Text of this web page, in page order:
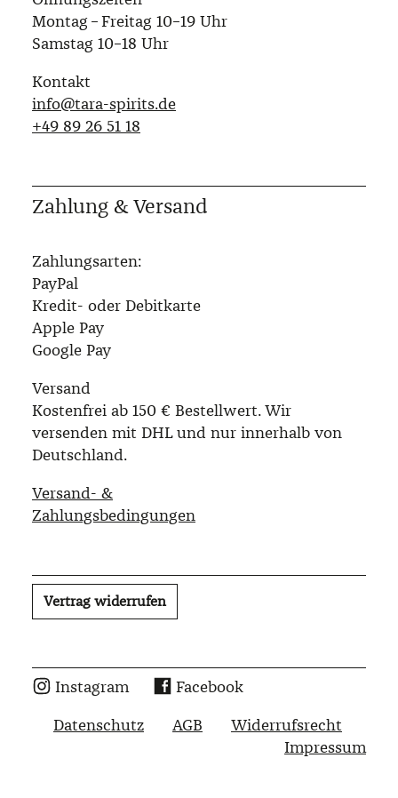
Montag – Freitag 10–19 Uhr
Samstag 10–18 Uhr
Kontakt
info@tara-spirits.de
‭+49 89 26 51 18‬
Zahlung & Versand
Zahlungsarten:
PayPal
Kredit- oder Debitkarte
Apple Pay
Google Pay
Versand
Kostenfrei ab 150 € Bestellwert. Wir
versenden mit DHL und nur innerhalb von
Deutschland.
Versand- &
Zahlungsbedingungen
Vertrag widerrufen
Instagram
Facebook
Datenschutz
AGB
Widerrufsrecht
Impressum